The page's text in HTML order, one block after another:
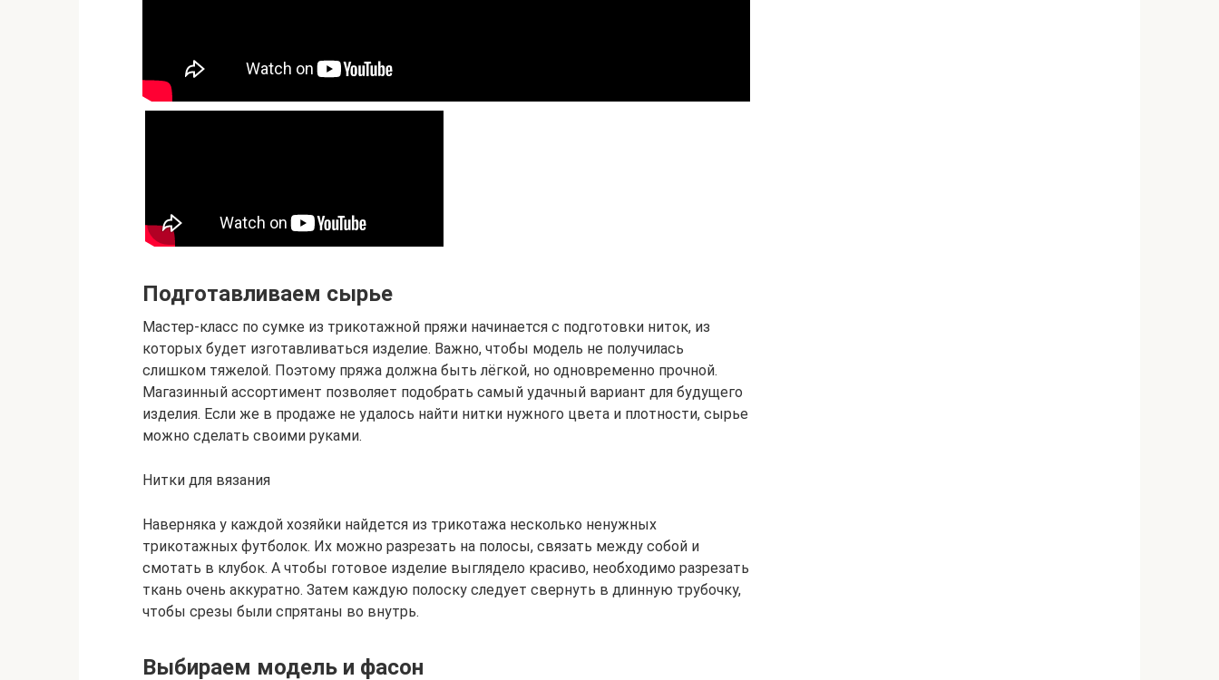
Подготавливаем сырье
Мастер-класс по сумке из трикотажной пряжи начинается с подготовки ниток, из
которых будет изготавливаться изделие. Важно, чтобы модель не получилась
слишком тяжелой. Поэтому пряжа должна быть лёгкой, но одновременно прочной.
Магазинный ассортимент позволяет подобрать самый удачный вариант для будущего
изделия. Если же в продаже не удалось найти нитки нужного цвета и плотности, сырье
можно сделать своими руками.
Нитки для вязания
Наверняка у каждой хозяйки найдется из трикотажа несколько ненужных
трикотажных футболок. Их можно разрезать на полосы, связать между собой и
смотать в клубок. А чтобы готовое изделие выглядело красиво, необходимо разрезать
ткань очень аккуратно. Затем каждую полоску следует свернуть в длинную трубочку,
чтобы срезы были спрятаны во внутрь.
Выбираем модель и фасон